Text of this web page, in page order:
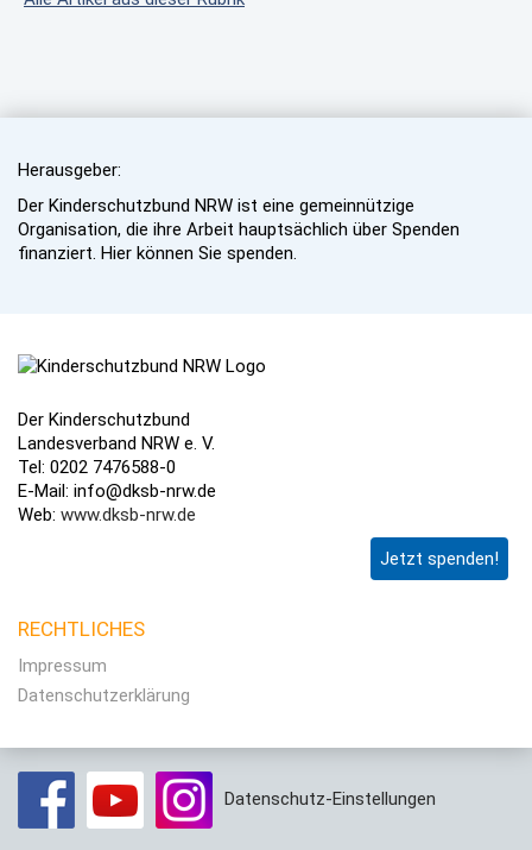
Herausgeber:
Der Kinderschutzbund NRW ist eine gemeinnützige
Organisation, die ihre Arbeit hauptsächlich über Spenden
finanziert. Hier können Sie spenden.
Jetzt spenden!
Der Kinderschutzbund
Landesverband NRW e. V.
Tel: 0202 7476588-0
E-Mail: info@dksb-nrw.de
Web: www.dksb-nrw.de
RECHTLICHES
Impressum
Datenschutzerklärung
Datenschutz-Einstellungen